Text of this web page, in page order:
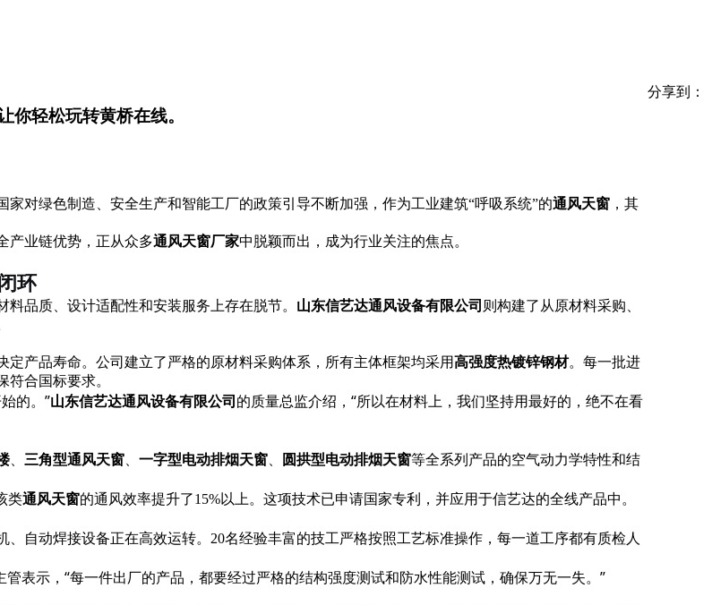
分享到：
你轻松玩转黄桥在线。
对绿色制造、安全生产和智能工厂的政策引导不断加强，作为工业建筑“呼吸系统”的通风天窗 ，其
产业链优势，正从众多通风天窗厂家中脱颖而出，成为行业关注的焦点。
环
品质、设计适配性和安装服务上存在脱节。 山东信艺达通风设备有限公司 则构建了从原材料采购、
定产品寿命。公司建立了严格的原材料采购体系，所有主体框架均采用高强度热镀锌钢材。每一批进
合国标要求。
的。 ”山东信艺达通风设备有限公司 的质量总监介绍， “所以在材料上，我们坚持用最好的，绝不在看
、 三角型通风天窗 一字型电动排烟天窗 圆拱型电动排烟天窗等全系列产品的空气动力学特性和结
类通风天窗的通风效率提升了15%以上。这项技术已申请国家专利，并应用于信艺达的全线产品中。
、自动焊接设备正在高效运转。20名经验丰富的技工严格按照工艺标准操作，每一道工序都有质检人
管表示，“每一件出厂的产品，都要经过严格的结构强度测试和防水性能测试，确保万无一失。”